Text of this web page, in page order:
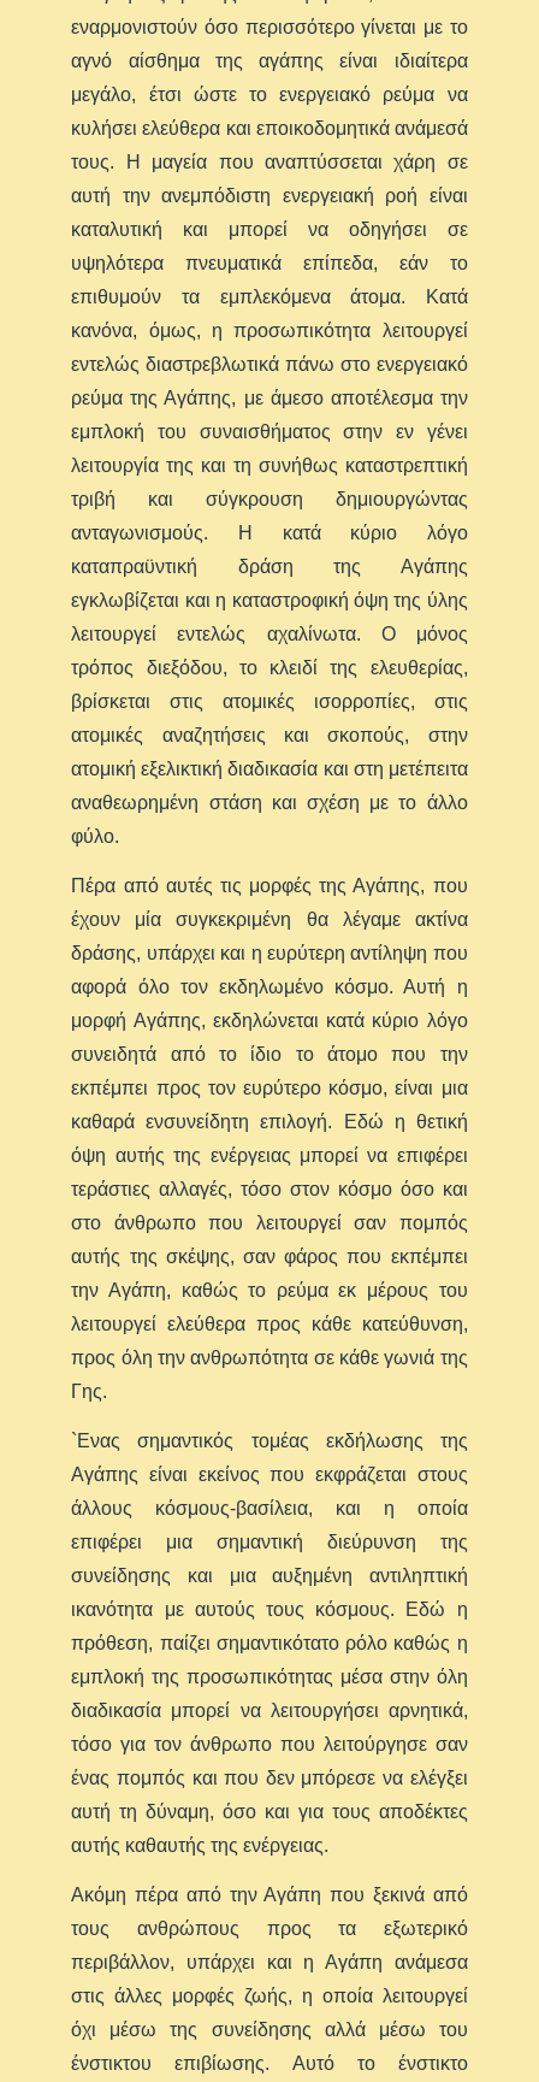
εναρμονιστούν όσο περισσότερο γίνεται με το
αγνό αίσθημα της αγάπης είναι ιδιαίτερα
μεγάλο, έτσι ώστε το ενεργειακό ρεύμα να
κυλήσει ελεύθερα και εποικοδομητικά ανάμεσά
τους. Η μαγεία που αναπτύσσεται χάρη σε
αυτή την ανεμπόδιστη ενεργειακή ροή είναι
καταλυτική και μπορεί να οδηγήσει σε
υψηλότερα πνευματικά επίπεδα, εάν το
επιθυμούν τα εμπλεκόμενα άτομα. Κατά
κανόνα, όμως, η προσωπικότητα λειτουργεί
εντελώς διαστρεβλωτικά πάνω στο ενεργειακό
ρεύμα της Αγάπης, με άμεσο αποτέλεσμα την
εμπλοκή του συναισθήματος στην εν γένει
λειτουργία της και τη συνήθως καταστρεπτική
τριβή και σύγκρουση δημιουργώντας
ανταγωνισμούς. Η κατά κύριο λόγο
καταπραϋντική δράση της Αγάπης
εγκλωβίζεται και η καταστροφική όψη της ύλης
λειτουργεί εντελώς αχαλίνωτα. Ο μόνος
τρόπος διεξόδου, το κλειδί της ελευθερίας,
βρίσκεται στις ατομικές ισορροπίες, στις
ατομικές αναζητήσεις και σκοπούς, στην
ατομική εξελικτική διαδικασία και στη μετέπειτα
αναθεωρημένη στάση και σχέση με το άλλο
φύλο.
Πέρα από αυτές τις μορφές της Αγάπης, που
έχουν μία συγκεκριμένη θα λέγαμε ακτίνα
δράσης, υπάρχει και η ευρύτερη αντίληψη που
αφορά όλο τον εκδηλωμένο κόσμο. Αυτή η
μορφή Αγάπης, εκδηλώνεται κατά κύριο λόγο
συνειδητά από το ίδιο το άτομο που την
εκπέμπει προς τον ευρύτερο κόσμο, είναι μια
καθαρά ενσυνείδητη επιλογή. Εδώ η θετική
όψη αυτής της ενέργειας μπορεί να επιφέρει
τεράστιες αλλαγές, τόσο στον κόσμο όσο και
στο άνθρωπο που λειτουργεί σαν πομπός
αυτής της σκέψης, σαν φάρος που εκπέμπει
την Αγάπη, καθώς το ρεύμα εκ μέρους του
λειτουργεί ελεύθερα προς κάθε κατεύθυνση,
προς όλη την ανθρωπότητα σε κάθε γωνιά της
Γης.
`Ενας σημαντικός τομέας εκδήλωσης της
Αγάπης είναι εκείνος που εκφράζεται στους
άλλους κόσμους-βασίλεια, και η οποία
επιφέρει μια σημαντική διεύρυνση της
συνείδησης και μια αυξημένη αντιληπτική
ικανότητα με αυτούς τους κόσμους. Εδώ η
πρόθεση, παίζει σημαντικότατο ρόλο καθώς η
εμπλοκή της προσωπικότητας μέσα στην όλη
διαδικασία μπορεί να λειτουργήσει αρνητικά,
τόσο για τον άνθρωπο που λειτούργησε σαν
ένας πομπός και που δεν μπόρεσε να ελέγξει
αυτή τη δύναμη, όσο και για τους αποδέκτες
αυτής καθαυτής της ενέργειας.
Ακόμη πέρα από την Αγάπη που ξεκινά από
τους ανθρώπους προς τα εξωτερικό
περιβάλλον, υπάρχει και η Αγάπη ανάμεσα
στις άλλες μορφές ζωής, η οποία λειτουργεί
όχι μέσω της συνείδησης αλλά μέσω του
ένστικτου επιβίωσης. Αυτό το ένστικτο